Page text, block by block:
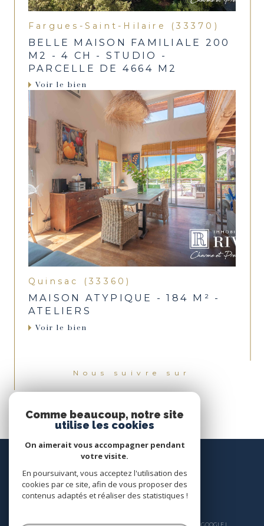
Fargues-Saint-Hilaire (33370)
BELLE MAISON FAMILIALE 200
M2 - 4 CH - STUDIO -
PARCELLE DE 4664 M2
Voir le bien
Quinsac (33360)
MAISON ATYPIQUE - 184 M² -
ATELIERS
Voir le bien
Nous suivre sur
© 2026 | TOUS DROITS RÉSERVÉS | TRADUCTION POWERED BY GOOGLE |
Comme beaucoup, notre site
utilise les cookies
On aimerait vous accompagner pendant
votre visite.
En poursuivant, vous acceptez l'utilisation des
cookies par ce site, afin de vous proposer des
contenus adaptés et réaliser des statistiques !